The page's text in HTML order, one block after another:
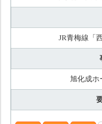
JR青梅線「
旭化成ホ